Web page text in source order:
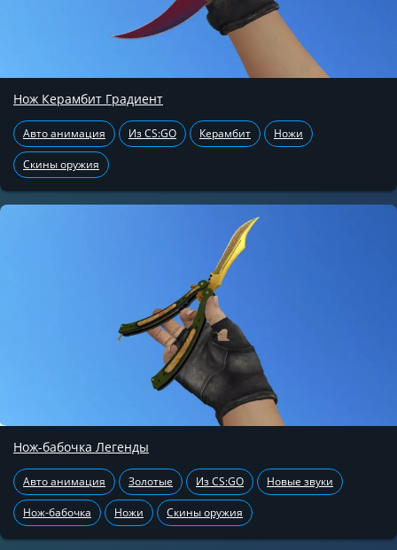
Нож Керамбит Градиент
Авто анимация Из CS:GO Керамбит Ножи
Скины оружия
Нож-бабочка Легенды
Авто анимация Золотые Из CS:GO Новые звуки
Нож-бабочка Ножи Скины оружия